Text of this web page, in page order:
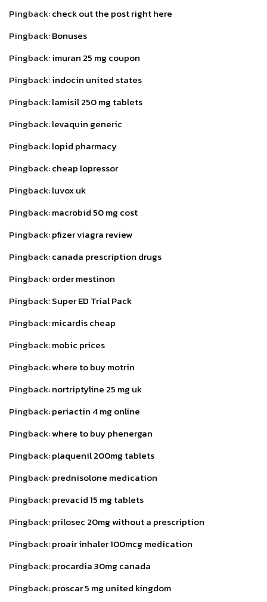
Pingback:check out the post right here
Pingback:Bonuses
Pingback:imuran 25 mg coupon
Pingback:indocin united states
Pingback:lamisil 250 mg tablets
Pingback:levaquin generic
Pingback:lopid pharmacy
Pingback:cheap lopressor
Pingback:luvox uk
Pingback:macrobid 50 mg cost
Pingback:pfizer viagra review
Pingback:canada prescription drugs
Pingback:order mestinon
Pingback:Super ED Trial Pack
Pingback:micardis cheap
Pingback:mobic prices
Pingback:where to buy motrin
Pingback:nortriptyline 25 mg uk
Pingback:periactin 4 mg online
Pingback:where to buy phenergan
Pingback:plaquenil 200mg tablets
Pingback:prednisolone medication
Pingback:prevacid 15 mg tablets
Pingback:prilosec 20mg without a prescription
Pingback:proair inhaler 100mcg medication
Pingback:procardia 30mg canada
Pingback:proscar 5 mg united kingdom